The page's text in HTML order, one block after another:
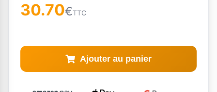
30.70€TTC
Ajouter au panier